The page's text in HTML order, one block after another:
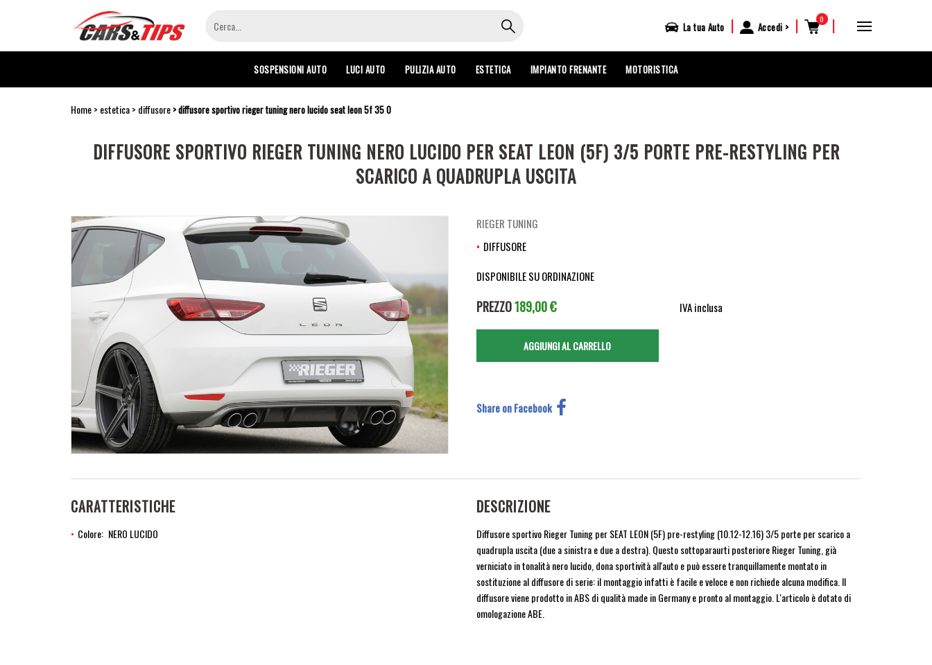
principale
La tua Auto | Accedi | 0 |
SOSPENSIONI AUTO LUCI AUTO PULIZIA AUTO ESTETICA IMPIANTO FRENANTE MOTORISTICA
Home estetica diffusore diffusore sportivo rieger tuning nero lucido seat leon 5f 35 0
DIFFUSORE SPORTIVO RIEGER TUNING NERO LUCIDO PER SEAT LEON (5F) 3/5 PORTE PRE-RESTYLING PER
SCARICO A QUADRUPLA USCITA
RIEGER TUNING
DIFFUSORE
DISPONIBILE SU ORDINAZIONE
PREZZO189,00 € IVA inclusa
Share on Facebook
CARATTERISTICHE
Colore NERO LUCIDO
DESCRIZIONE
Diffusore sportivo Rieger Tuning per SEAT LEON (5F) pre-restyling (10.12-12.16) 3/5 porte per scarico a
quadrupla uscita (due a sinistra e due a destra). Questo sottoparaurti posteriore Rieger Tuning, già
verniciato in tonalità nero lucido, dona sportività all'auto e può essere tranquillamente montato in
sostituzione al diffusore di serie: il montaggio infatti è facile e veloce e non richiede alcuna modifica. Il
diffusore viene prodotto in ABS di qualità made in Germany e pronto al montaggio. L'articolo è dotato di
omologazione ABE.